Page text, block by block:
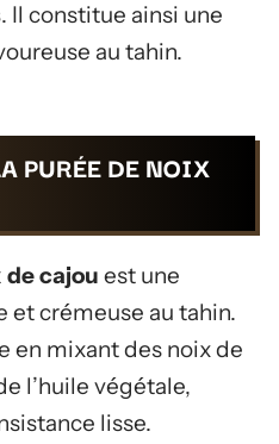
. Il constitue ainsi une
au tahin.
PURÉE DE NOIX
de cajou est une
crémeuse au tahin.
en mixant des noix de
l’huile végétale,
lisse.